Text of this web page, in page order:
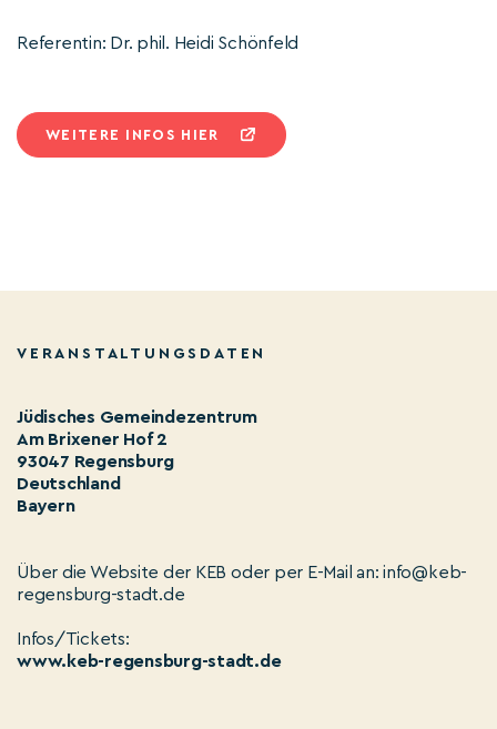
Referentin: Dr. phil. Heidi Schönfeld
WEITERE INFOS HIER
VERANSTALTUNGSDATEN
Jüdisches Gemeindezentrum
Am Brixener Hof 2
93047 Regensburg
Deutschland
Bayern
Über die Website der KEB oder per E-Mail an: info@keb-
regensburg-stadt.de
Infos/Tickets:
www.keb-regensburg-stadt.de